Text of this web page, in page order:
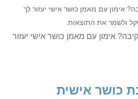
ולשמר את התוצאות.
אימון עם מאמן כושר אישי יעזור
כושר אישית